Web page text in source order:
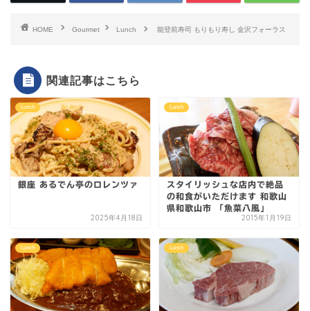
HOME Gourmet Lunch 能登前寿司 もりもり寿し 金沢フォーラス
関連記事はこちら
Lunch
銀座 あるでん亭のロレンツァ
2025年4月18日
Lunch
スタイリッシュな店内で絶品
の和食がいただけます 和歌山
県和歌山市 「魚菜八風」
2015年1月19日
Lunch Lunch